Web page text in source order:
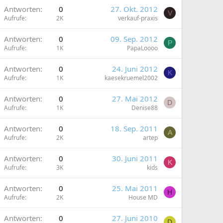
Antworten 0
Aufrufe 2K
27. Okt. 2012
verkauf-praxis
V
Antworten 0
Aufrufe 1K
09. Sep. 2012
PapaLoooo
P
Antworten 0
Aufrufe 1K
24. Juni 2012
kaesekruemel2002
K
Antworten 0
Aufrufe 1K
27. Mai 2012
Denise88
D
Antworten 0
Aufrufe 2K
18. Sep. 2011
artep
A
Antworten 0
Aufrufe 3K
30. Juni 2011
kids
K
Antworten 0
Aufrufe 2K
25. Mai 2011
House MD
H
Antworten 0 27. Juni 2010